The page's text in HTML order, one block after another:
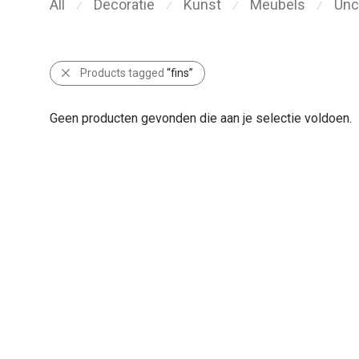
All ⁄ Decoratie ⁄ Kunst ⁄ Meubels ⁄
Products tagged “fins”
Geen producten gevonden die aan je selectie voldoen.